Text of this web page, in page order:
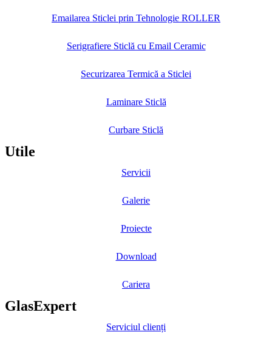
Emailarea Sticlei prin Tehnologie ROLLER
Serigrafiere Sticlă cu Email Ceramic
Securizarea Termică a Sticlei
Laminare Sticlă
Curbare Sticlă
Utile
Servicii
Galerie
Proiecte
Download
Cariera
GlasExpert
Serviciul clienți